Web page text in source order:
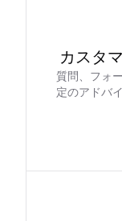
カスタ
質問、フォ
定のアドバ